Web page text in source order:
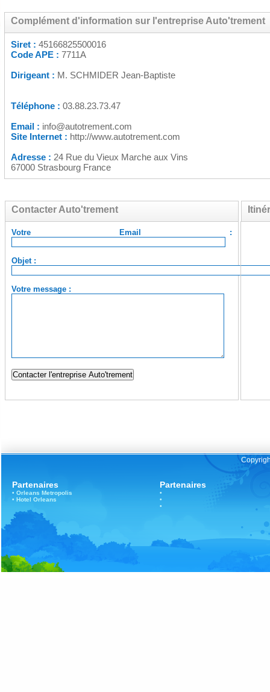
Complément d'information sur l'entreprise Auto'trement
Siret : 45166825500016
Code APE : 7711A
Dirigeant : M. SCHMIDER Jean-Baptiste
Téléphone : 03.88.23.73.47
Email : info@autotrement.com
Site Internet : http://www.autotrement.com
Adresse : 24 Rue du Vieux Marche aux Vins
67000 Strasbourg France
Contacter Auto'trement
Votre Email :
Objet :
Votre message :
Partenaires
• Orleans Metropolis
• Hotel Orleans
Partenaires
•
•
•